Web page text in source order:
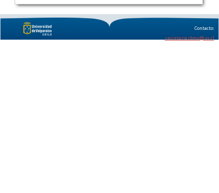
Contacto:
secretaria.rbmo@uv.cl